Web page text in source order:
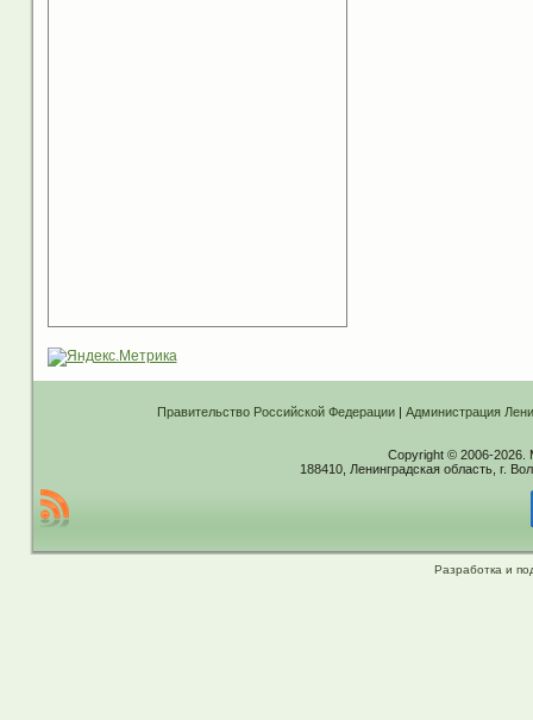
Правительство Российской Федерации| Администрация
Copyright © 2006-2026.
188410, Ленинградская область, г.
Разработка и